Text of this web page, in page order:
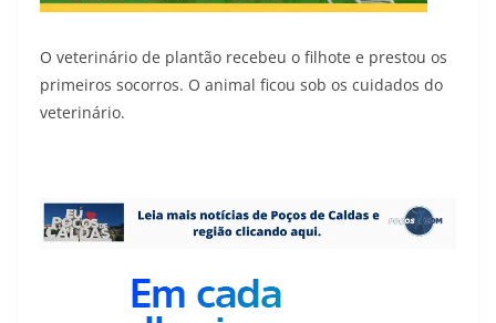
O veterinário de plantão recebeu o filhote e prestou os
primeiros socorros. O animal ficou sob os cuidados do
veterinário.